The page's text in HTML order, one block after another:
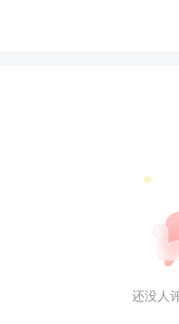
还没人